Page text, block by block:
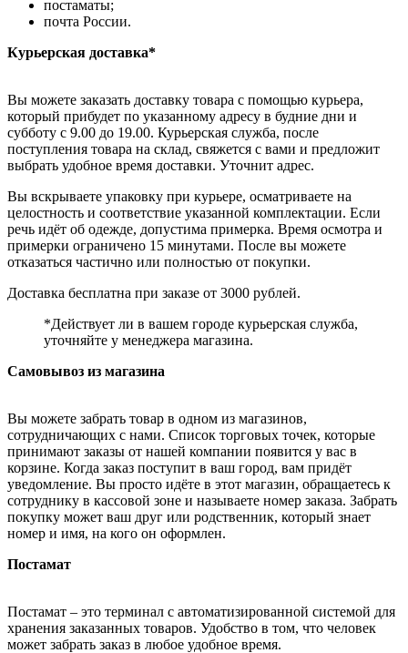
постаматы;
почта России.
Курьерская доставка*
Вы можете заказать доставку товара с помощью курьера,
который прибудет по указанному адресу в будние дни и
субботу с 9.00 до 19.00. Курьерская служба, после
поступления товара на склад, свяжется с вами и предложит
выбрать удобное время доставки. Уточнит адрес.
Вы вскрываете упаковку при курьере, осматриваете на
целостность и соответствие указанной комплектации. Если
речь идёт об одежде, допустима примерка. Время осмотра и
примерки ограничено 15 минутами. После вы можете
отказаться частично или полностью от покупки.
Доставка бесплатна при заказе от 3000 рублей.
*Действует ли в вашем городе курьерская служба,
уточняйте у менеджера магазина.
Самовывоз из магазина
Вы можете забрать товар в одном из магазинов,
сотрудничающих с нами. Список торговых точек, которые
принимают заказы от нашей компании появится у вас в
корзине. Когда заказ поступит в ваш город, вам придёт
уведомление. Вы просто идёте в этот магазин, обращаетесь к
сотруднику в кассовой зоне и называете номер заказа. Забрать
покупку может ваш друг или родственник, который знает
номер и имя, на кого он оформлен.
Постамат
Постамат – это терминал с автоматизированной системой для
хранения заказанных товаров. Удобство в том, что человек
может забрать заказ в любое удобное время.